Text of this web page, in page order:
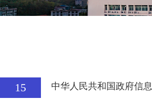
15 中华人民共和国政府信